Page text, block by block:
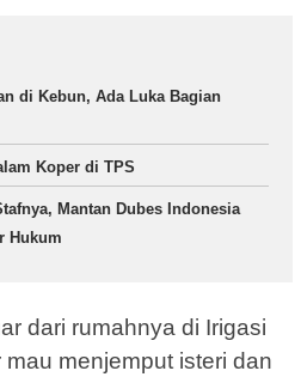
di Kebun, Ada Luka Bagian
Koper di TPS
Mantan Dubes Indonesia
Hukum
dari rumahnya di Irigasi
menjemput isteri dan